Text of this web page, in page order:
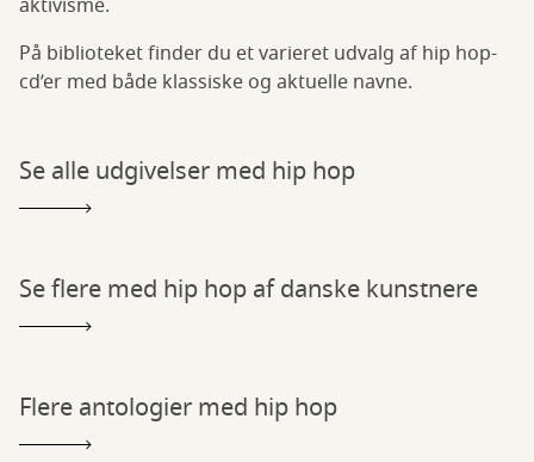
aktivisme.
På biblioteket finder du et varieret udvalg af hip hop-
cd’er med både klassiske og aktuelle navne.
Se alle udgivelser med hip hop
Se flere med hip hop af danske kunstnere
Flere antologier med hip hop